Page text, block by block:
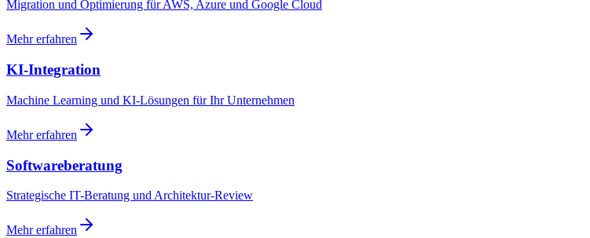
Migration und Optimierung für AWS, Azure und Google Cloud
Mehr erfahren
KI-Integration
Machine Learning und KI-Lösungen für Ihr Unternehmen
Mehr erfahren
Softwareberatung
Strategische IT-Beratung und Architektur-Review
Mehr erfahren